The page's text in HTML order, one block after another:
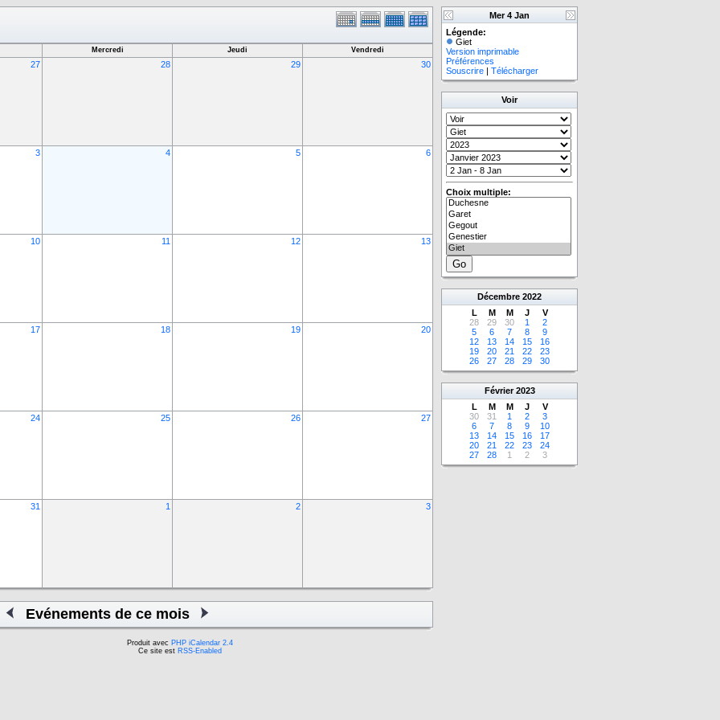
Mercredi Jeudi Vendredi
27 28 29 30
3 4 5 6
10 11 12 13
17 18 19 20
24 25 26 27
31 1 2 3
Evénements de ce mois
Mer 4 Jan
Légende:
Giet
Version imprimable
Préférences
Souscrire | Télécharger
Voir
Choix multiple:
Décembre 2022
L
M M J
V
28
29 30 1
2
5
6 7 8
9
12
13 14 15
16
19
20 21 22
23
26
27 28 29 30
Février 2023
L
M M J
V
30
31 1 2
3
6
7 8 9
10
13
14 15 16
17
20
21 22 23
24
27
28 1 2 3
Produit avec PHP iCalendar 2.4
Ce site est RSS-Enabled